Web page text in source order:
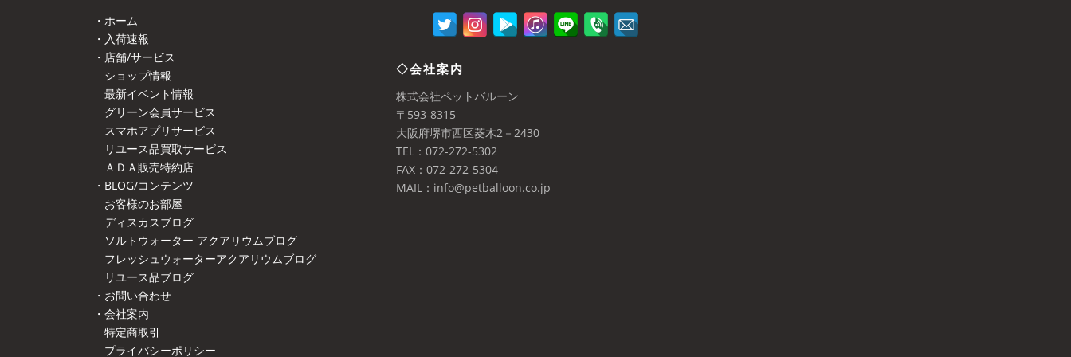
・ホーム
・入荷速報
・店舗/サービス
ショップ情報
最新イベント情報
グリーン会員サービス
スマホアプリサービス
リユース品買取サービス
ＡＤＡ販売特約店
・BLOG/コンテンツ
お客様のお部屋
ディスカスブログ
ソルトウォーター アクアリウムブログ
フレッシュウォーターアクアリウムブログ
リユース品ブログ
・お問い合わせ
・会社案内
特定商取引
プライバシーポリシー
◇会社案内
株式会社ペットバルーン
〒593-8315
大阪府堺市西区菱木2－2430
TEL：072-272-5302
FAX：072-272-5304
MAIL：info@petballoon.co.jp